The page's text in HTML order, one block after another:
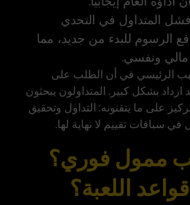
فشل المتداول في التحدي
الرسوم للبدء من جديد، مما
ونفسي.
الرئيسي في أن الطلب على
ازداد بشكل كبير. المتداولون يبحثون
على ما يتقنونه: التداول وتحقيق
في سباقات تقييم لا نهاية لها.
ممول فوري؟
اللعبة؟